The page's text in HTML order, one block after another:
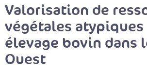
Valorisation de
végétales atypiques
élevage bovin dans
Ouest